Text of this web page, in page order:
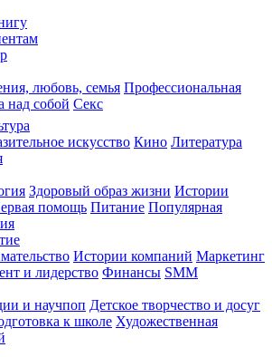
любовь, семья Профессиональная
над собой Секс
искусство Кино Литература
Здоровый образ жизни Истории
помощь Питание Популярная
Истории компаний Маркетинг
и лидерство Финансы SMM
и научпоп Детское творчество и досуг
к школе Художественная